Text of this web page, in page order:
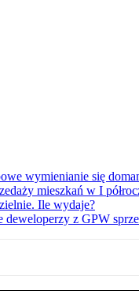
wymienianie się
mieszkań w I
Ile wydaje?
z GPW